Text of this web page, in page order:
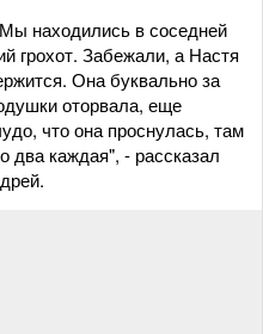
находились в соседней
грохот. Забежали, а Настя
Она буквально за
оторвала, еще
что она проснулась, там
два каждая", - рассказал